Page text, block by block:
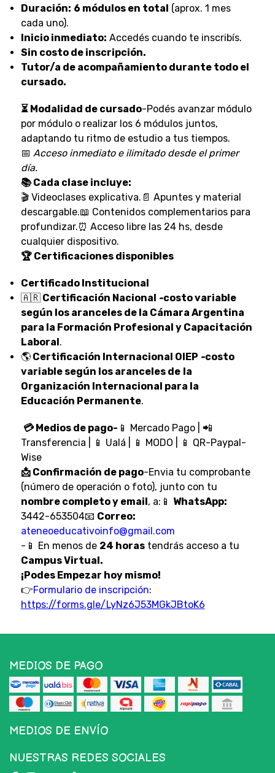
Duración: 6 módulos en total (aprox. 1 mes
cada uno).
Inicio inmediato: Accedés cuando te inscribís.
Sin costo de inscripción.
Tutor/a de acompañamiento durante todo el
cursado.
⏳ Modalidad de cursado-Podés avanzar módulo
por módulo o realizar los 6 módulos juntos,
adaptando tu ritmo de estudio a tus tiempos.
📅 Acceso inmediato e ilimitado desde el primer
día.
📚 Cada clase incluye:
🎬 Videoclases explicativa.📄 Apuntes y material
descargable.📖 Contenidos complementarios para
profundizar.⏰ Acceso libre las 24 hs, desde
cualquier dispositivo.
🏆 Certificaciones disponibles
Certificado Institucional
🇦🇷Certificación Nacional -costo variable
según los aranceles de la Cámara Argentina
para la Formación Profesional y Capacitación
Laboral.
🌎Certificación Internacional OIEP -costo
variable según los aranceles de la
Organización Internacional para la
Educación Permanente.
💳 Medios de pago- 📱 Mercado Pago | 📲
Transferencia | 📱 Ualá | 📱 MODO | 📱 QR-Paypal-
Wise
📩 Confirmación de pago-Envia tu comprobante
(número de operación o foto), junto con tu
nombre completo y email, a:📱 WhatsApp:
3442-653504📧 Correo:
ateneoeducativoinfo@gmail.com
-📱 En menos de 24 horastendrás acceso a tu
Campus Virtual.
¡Podes Empezar hoy mismo!
👉Formulario de inscripción:
https://forms.gle/LyNz6J53MGkJBtoK6
MEDIOS DE PAGO
MEDIOS DE ENVÍO
NUESTRAS REDES SOCIALES